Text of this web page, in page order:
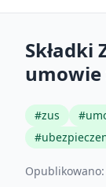
Składki
umowie
#zus #
#
Opublikowano: